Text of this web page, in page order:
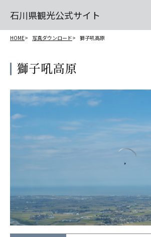
石川県観光公式サイト
HOME 写真ダウンロード 獅子吼高原
獅子吼高原